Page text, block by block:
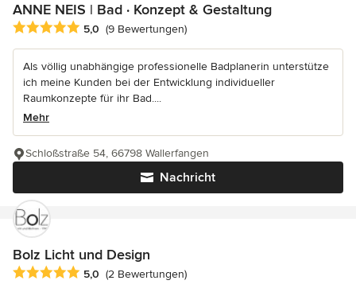
ANNE NEIS | Bad · Konzept & Gestaltung
Durchschnittliche Bewertung: 5 von 5 Sternen
5,0 (9 Bewertungen)
Als völlig unabhängige professionelle Badplanerin unterstütze
ich meine Kunden bei der Entwicklung individueller
Raumkonzepte für ihr Bad....
Mehr
Nachricht
Schloßstraße 54, 66798 Wallerfangen
Bolz Licht und Design
Durchschnittliche Bewertung: 5 von 5 Sternen
5,0 (2 Bewertungen)